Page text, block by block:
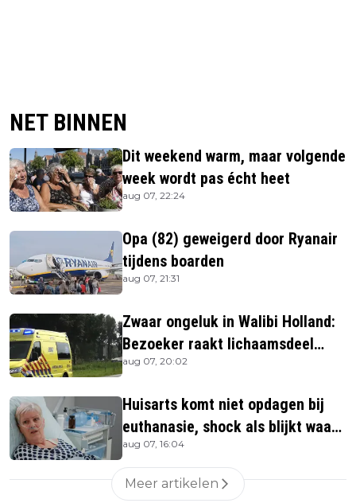
NET BINNEN
Dit weekend warm, maar volgende
week wordt pas écht heet
aug 07, 22:24
Opa (82) geweigerd door Ryanair
tijdens boarden
aug 07, 21:31
Zwaar ongeluk in Walibi Holland:
Bezoeker raakt lichaamsdeel
kwijt
aug 07, 20:02
Huisarts komt niet opdagen bij
euthanasie, shock als blijkt waar
ze is
aug 07, 16:04
Meer artikelen